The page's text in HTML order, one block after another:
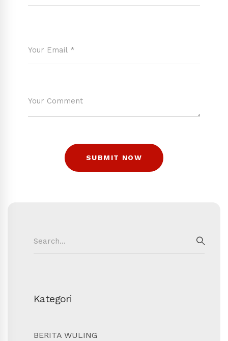
for:
Kategori
BERITA WULING